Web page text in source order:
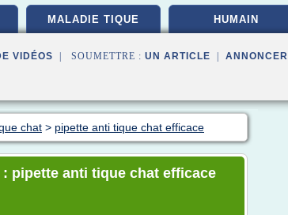
MALADIE TIQUE HUMAIN
VIDÉOS | SOUMETTRE : UN ARTICLE ANNONCER
chat > pipette anti tique chat efficace
pipette anti tique chat efficace